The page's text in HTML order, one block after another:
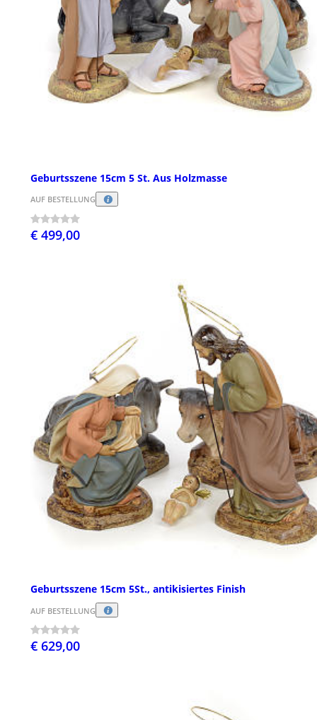
Geburtsszene 15cm 5 St. Aus Holzmasse
AUF BESTELLUNG
€ 499,00
Geburtsszene 15cm 5St., antikisiertes Finish
AUF BESTELLUNG
€ 629,00